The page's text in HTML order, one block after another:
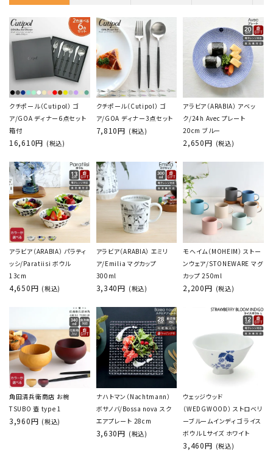
クチポール（Cutipol） ゴ
ア/GOA ディナー6点セット
箱付
16,610円 (税込)
クチポール（Cutipol） ゴ
ア/GOA ディナー3点セット
7,810円 (税込)
アラビア（ARABIA） アベッ
ク/24h Avec プレート
20cm ブルー
2,650円 (税込)
アラビア（ARABIA） パラティ
ッシ/Paratiisi ボウル
13cm
4,650円 (税込)
アラビア（ARABIA） エミリ
ア/Emilia マグカップ
300ml
3,340円 (税込)
モヘイム（MOHEIM） ストー
ンウェア/STONEWARE マグ
カップ 250ml
2,200円 (税込)
角田清兵衛商店 お椀
TSUBO 壺 type 1
3,960円 (税込)
ナハトマン（Nachtmann）
ボサノバ/Bossa nova スク
エアプレート 28cm
3,630円 (税込)
ウェッジウッド
（WEDGWOOD） ストロベリ
ーブルームインディゴ ライス
ボウル Lサイズ ホワイト
3,460円 (税込)